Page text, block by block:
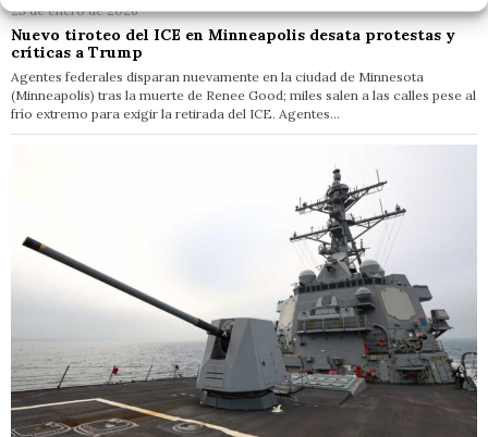
25 de enero de 2026
Nuevo tiroteo del ICE en Minneapolis desata protestas y
críticas a Trump
Agentes federales disparan nuevamente en la ciudad de Minnesota
(Minneapolis) tras la muerte de Renee Good; miles salen a las calles pese al
frío extremo para exigir la retirada del ICE. Agentes…